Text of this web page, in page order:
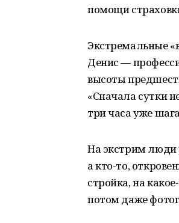
помощи
Экстремальные
Денис —
высоты
«Сначала сутки
три часа уже
На экстрим люди
а кто-то,
стройка, на
потом даже